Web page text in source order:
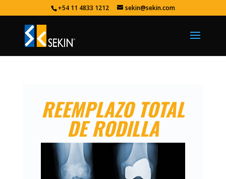
+54 11 4833 1212 sekin@sekin.com
REEMPLAZO TOTAL
DE RODILLA